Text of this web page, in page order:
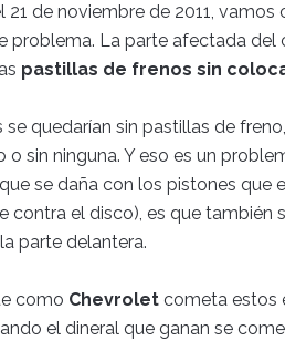
de noviembre de 2011,
La parte afectada del
pastillas de frenos sin
quedarían sin pastillas de
sin ninguna. Y eso es un
se daña con los pistones que
contra el disco), es que también
parte delantera.
como Chevrolet cometa estos
el dineral que ganan se